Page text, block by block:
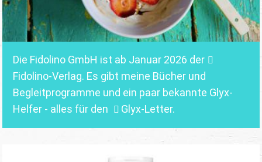
Die Fidolino GmbH ist ab Januar 2026 der
Fidolino-Verlag. Es gibt meine Bücher und
Begleitprogramme und ein paar bekannte Glyx-
Helfer - alles für den
Glyx-Letter.